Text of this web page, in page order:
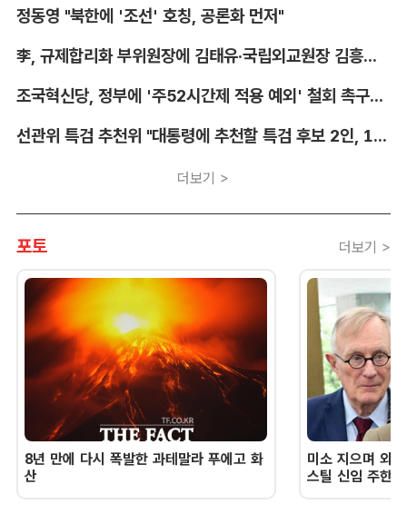
정동영 "북한에 '조선' 호칭, 공론화 먼저"
李, 규제합리화 부위원장에 김태유·국립외교원장 김흥규 임명
조국혁신당, 정부에 '주52시간제 적용 예외' 철회 촉구…"흥정 대상 아냐"
선관위 특검 추천위 "대통령에 추천할 특검 후보 2인, 14일 확정"
더보기 >
포토 더보기 >
8년 만에 다시 폭발한 과테말라 푸에고 화
산
미소 지으며 외
스틸 신임 주한